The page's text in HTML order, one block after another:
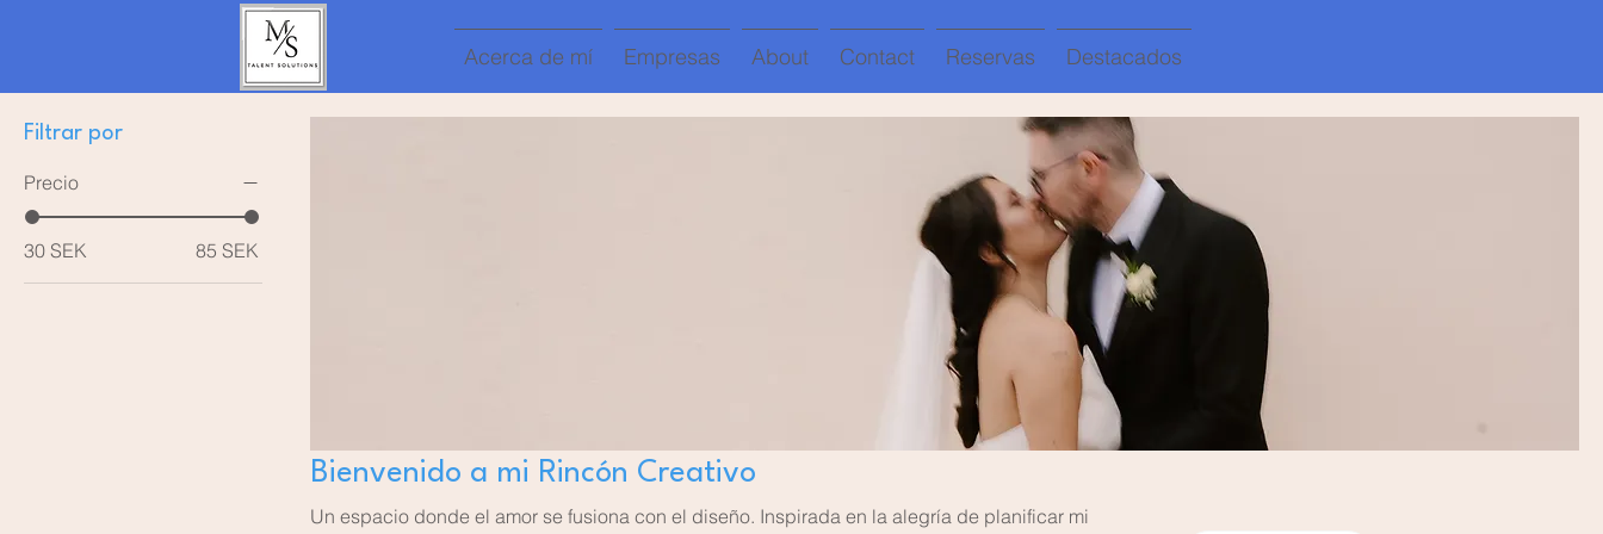
Acerca de mí Empresas About Contact Reservas Destacados
Filtrar por
Precio
30 SEK 85 SEK
Bienvenido a mi Rincón Creativo
Un espacio donde el amor se fusiona con el diseño. Inspirada en la alegría de planificar mi